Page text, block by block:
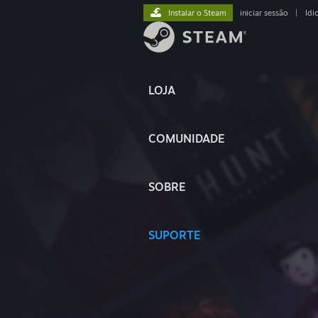
LOJA
COMUNIDADE
SOBRE
SUPORTE
Instalar o Steam iniciar sessão